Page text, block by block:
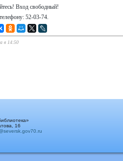
Вход свободный!
52-03-74.
в 14:50
16